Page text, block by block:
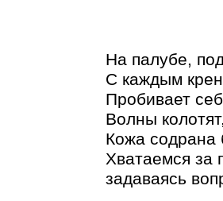
На палубе,
С каждым
Пробивает
Волны
Кожа содрана
Хватаемся за
задаваясь